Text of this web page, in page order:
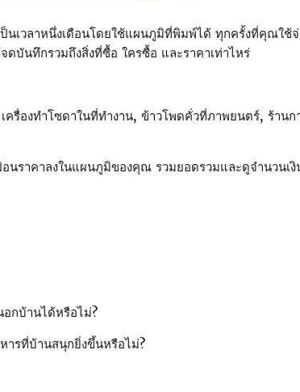
วลาหนึ่งเดือนโดยใช้แผนภูมิที่พิมพ์ได้ ทุกครั้งที่คุณใช้จ่
บันทึกรวมถึงสิ่งที่ซื้อ ใครซื้อ และราคาเท่าไหร่
ครื่องทําโซดาในที่ทํางาน, ข้าวโพดคั่วที่ภาพยนตร์, ร้าน
นราคาลงในแผนภูมิของคุณ รวมยอดรวมและดูจํานวนเ
กบ้านได้หรือไม่?
ารที่บ้านสนุกยิ่งขึ้นหรือไม่?